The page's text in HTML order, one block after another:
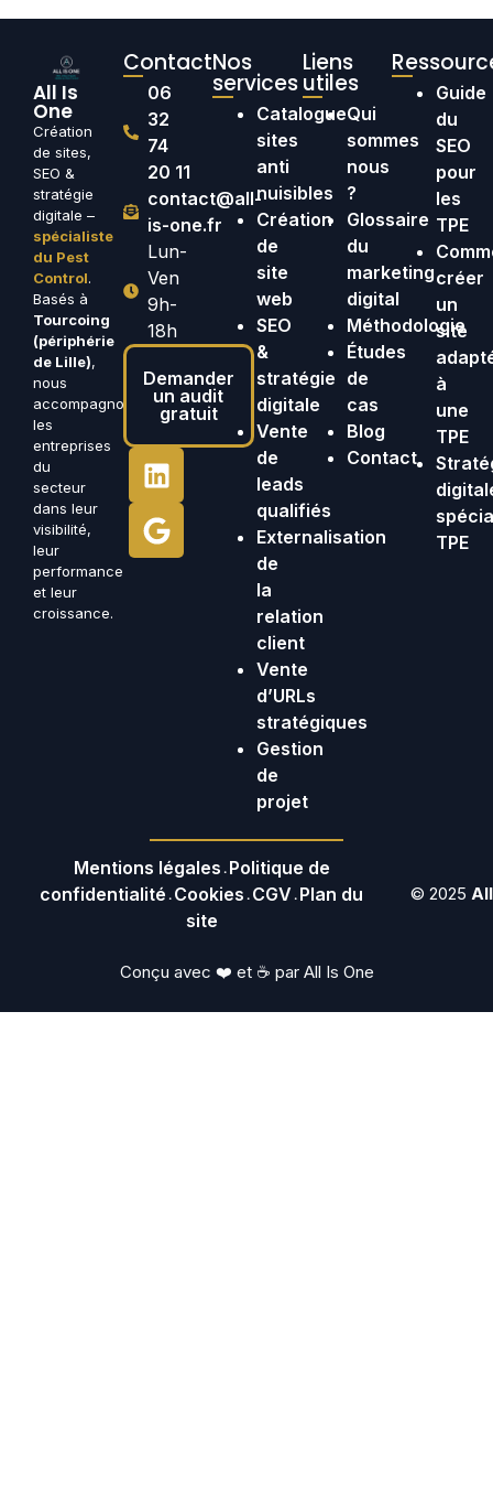
All Is
One
Création
de sites,
SEO &
stratégie
digitale –
spécialiste
du Pest
Control.
Basés à
Tourcoing
(périphérie
de Lille),
nous
accompagnons
les
entreprises
du
secteur
dans leur
visibilité,
leur
performance
et leur
croissance.
Contact
06
32
74
20 11
contact@all-
is-one.fr
Lun-
Ven
9h-
18h
Demander
un audit
gratuit
Nos
services
Catalogue
sites
anti
nuisibles
Création
de
site
web
SEO
&
stratégie
digitale
Vente
de
leads
qualifiés
Externalisation
de
la
relation
client
Vente
d’URLs
stratégiques
Gestion
de
projet
Liens
utiles
Qui
sommes
nous
?
Glossaire
du
marketing
digital
Méthodologie
Études
de
cas
Blog
Contact
Guide
du
SEO
pour
les
TPE
créer
un
site
à
une
TPE
TPE
© 2025
Mentions légales • Politique de
confidentialité • Cookies • CGV • Plan du
site
Conçu avec ❤️ et ☕ par All Is One